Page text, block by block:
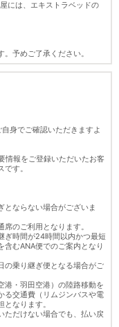
には、エキストラベッドの
予めご了承ください。
身でご確認いただきますよ
情報をご登録いただいたお客
す。
とならない場合がございま
のご利用となります。
ぎ時間が24時間以内かつ最短
むANA便でのご案内となり
の乗り継ぎ便となる場合がご
港・羽田空港）の陸路移動を
る交通費（リムジンバスや電
なります。
ただけない場合でも、払い戻